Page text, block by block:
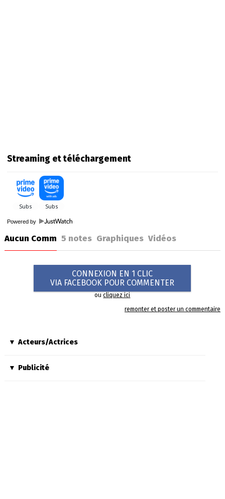
Streaming et téléchargement
Powered by
Aucun Comm 5 notes Graphiques Vidéos
CONNEXION EN 1 CLIC
VIA FACEBOOK POUR COMMENTER
oucliquez ici
remonter et poster un commentaire
Acteurs/Actrices
Publicité